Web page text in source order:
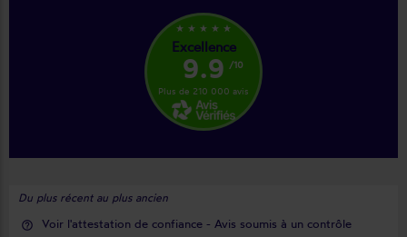
star_rate star_rate star_rate star_rate star_rate
Excellence
9.9 /10
Plus de 210 000 avis
Du plus récent au plus ancien
help_outline Voir l'attestation de confiance - Avis soumis à un contrôle